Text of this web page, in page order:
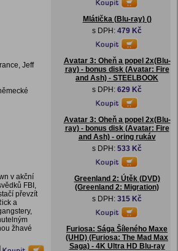
Jeff
v akční
FBI,
převzít
a
žhavé
Mlátička (Blu-ray) ()
s DPH: 479 Kč
Avatar 3: Oheň a popel 2x(Blu-
ray) - bonus disk (Avatar: Fire
and Ash) - STEELBOOK
s DPH: 629 Kč
Avatar 3: Oheň a popel 2x(Blu-
ray) - bonus disk (Avatar: Fire
and Ash) - oring rukáv
s DPH: 533 Kč
Greenland 2: Útěk (DVD)
(Greenland 2: Migration)
s DPH: 315 Kč
Furiosa: Sága Šíleného Maxe
(UHD) (Furiosa: The Mad Max
Saga) - 4K Ultra HD Blu-ray